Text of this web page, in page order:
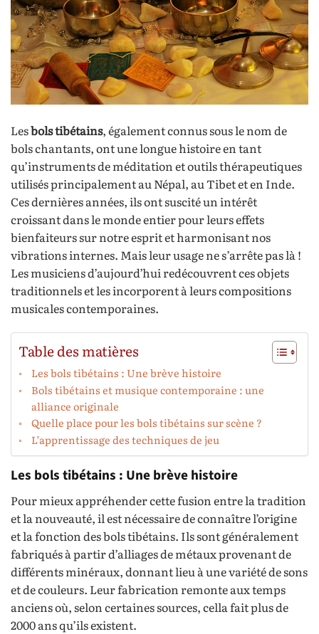
Lesbols tibétains, également connus sous le nom de
bols chantants, ont une longue histoire en tant
qu’instruments de méditation et outils thérapeutiques
utilisés principalement au Népal, au Tibet et en Inde.
Ces dernières années, ils ont suscité un intérêt
croissant dans le monde entier pour leurs effets
bienfaiteurs sur notre esprit et harmonisant nos
vibrations internes. Mais leur usage ne s’arrête pas là !
Les musiciens d’aujourd’hui redécouvrent ces objets
traditionnels et les incorporent à leurs compositions
musicales contemporaines.
Table des matières
Les bols tibétains : Une brève histoire
Bols tibétains et musique contemporaine : une
alliance originale
Quelle place pour les bols tibétains sur scène ?
L’apprentissage des techniques de jeu
Les bols tibétains : Une brève histoire
Pour mieux appréhender cette fusion entre la tradition
et la nouveauté, il est nécessaire de connaître l’origine
et la fonction des bols tibétains. Ils sont généralement
fabriqués à partir d’alliages de métaux provenant de
différents minéraux, donnant lieu à une variété de sons
et de couleurs. Leur fabrication remonte aux temps
anciens où, selon certaines sources, cella fait plus de
2000 ans qu’ils existent.